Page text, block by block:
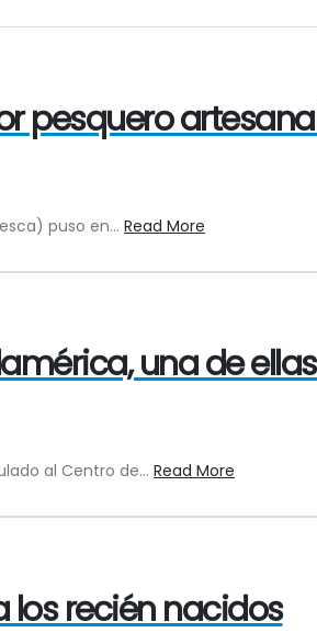
pesquero
puso en... Read More
una de
al Centro de... Read More
los recién nacidos